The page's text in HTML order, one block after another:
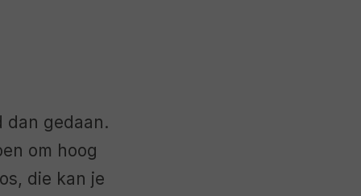
dan gedaan.
om hoog
die kan je